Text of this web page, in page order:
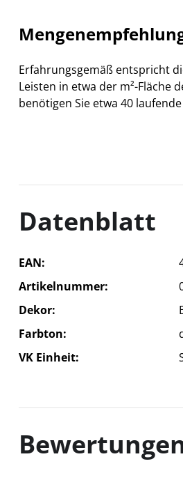
Erfahrungsgemäß entspricht
Leisten in etwa der m²-Fläche
benötigen Sie etwa 40
Datenblatt
EAN
Artikelnummer
Dekor
Farbton
VK Einheit